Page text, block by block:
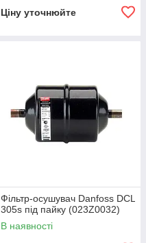
Ціну уточнюйте
Фільтр-осушувач Danfoss DCL
305s під пайку (023Z0032)
В наявності